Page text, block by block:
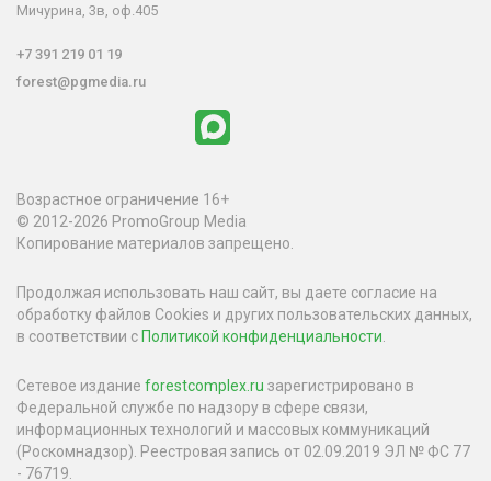
Мичурина, 3в, оф.405
+7 391 219 01 19
forest@pgmedia.ru
Возрастное ограничение 16+
© 2012-2026 PromoGroup Media
Копирование материалов запрещено.
Продолжая использовать наш сайт, вы даете согласие на
обработку файлов Cookies и других пользовательских данных,
в соответствии с Политикой конфиденциальности
Сетевое издание forestcomplex.ru зарегистрировано в
Федеральной службе по надзору в сфере связи,
информационных технологий и массовых коммуникаций
(Роскомнадзор). Реестровая запись от 02.09.2019 ЭЛ № ФС 77
- 76719.